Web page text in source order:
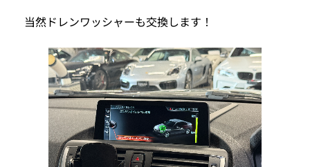
当然ドレンワッシャーも交換します！